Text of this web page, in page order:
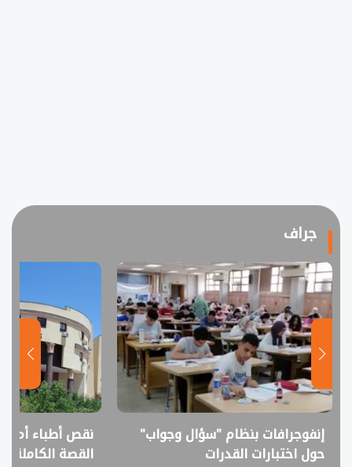
جراف
إنفوجرافات بنظام "سؤال وجواب"
حول اختبارات القدرات
نقص أطباء أم
القصة الكاملة